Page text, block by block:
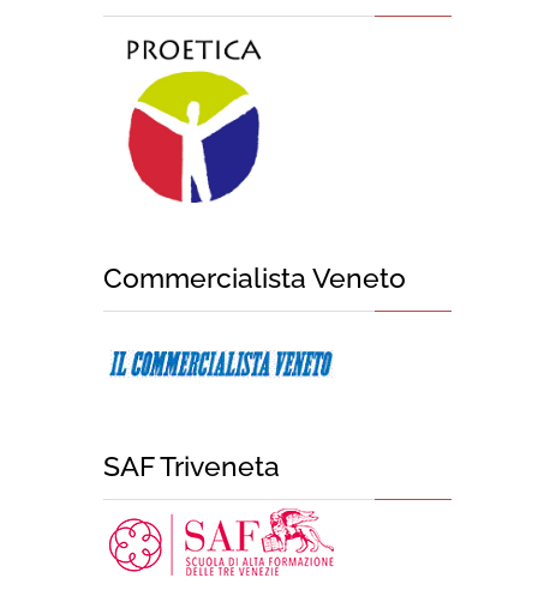
Commercialista Veneto
SAF Triveneta